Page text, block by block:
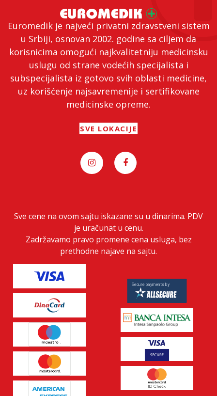
Euromedik je najveći privatni zdravstveni sistem
u Srbiji, osnovan 2002. godine sa ciljem da
korisnicima omogući najkvalitetniju medicinsku
uslugu od strane vodećih specijalista i
subspecijalista iz gotovo svih oblasti medicine,
uz korišćenje najsavremenije i sertifikovane
medicinske opreme.
SVE LOKACIJE
Sve cene na ovom sajtu iskazane su u dinarima. PDV
je uračunat u cenu.
Zadržavamo pravo promene cena usluga, bez
prethodne najave na sajtu.